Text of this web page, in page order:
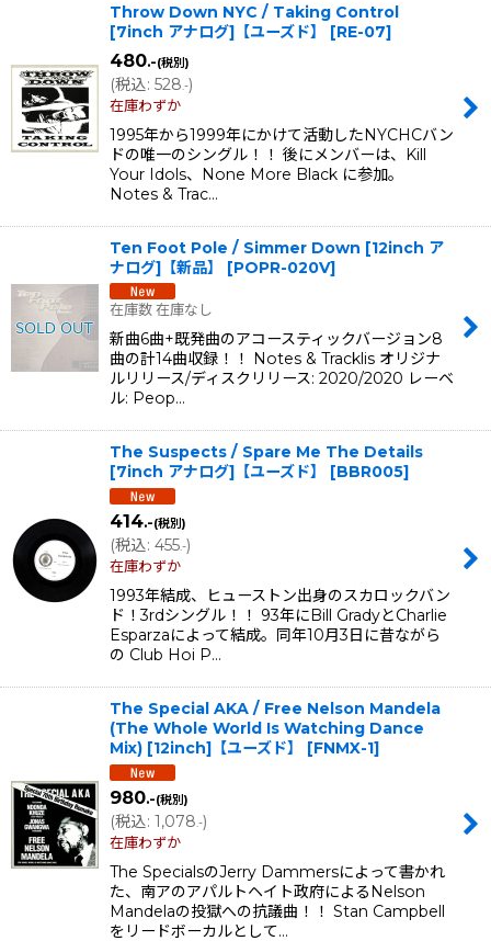
Throw Down NYC / Taking Control
[7inch アナログ]【ユーズド】
[RE-07]
480.-(税別)
(税込: 528 .-)
在庫わずか
1995年から1999年にかけて活動したNYCHCバン
ドの唯一のシングル！！ 後にメンバーは、Kill
Your Idols、None More Black に参加。
Notes & Trac…
Ten Foot Pole / Simmer Down [12inch ア
ナログ]【新品】
[POPR-020V]
在庫数 在庫なし
新曲6曲+既発曲のアコースティックバージョン8
曲の計14曲収録！！ Notes & Tracklis オリジナ
ルリリース/ディスクリリース: 2020/2020 レーベ
ル: Peop…
The Suspects / Spare Me The Details
[7inch アナログ]【ユーズド】
[BBR005]
414.-(税別)
(税込: 455.-)
在庫わずか
1993年結成、ヒューストン出身のスカロックバン
ド！3rdシングル！！ 93年にBill GradyとCharlie
Esparzaによって結成。同年10月3日に昔ながら
の Club Hoi P…
The Special AKA / Free Nelson Mandela
(The Whole World Is Watching Dance
Mix) [12inch]【ユーズド】
[FNMX-1]
980.-(税別)
(税込: 1,078.-)
在庫わずか
The SpecialsのJerry Dammersによって書かれ
た、南アのアパルトヘイト政府によるNelson
Mandelaの投獄への抗議曲！！ Stan Campbell
をリードボーカルとして…